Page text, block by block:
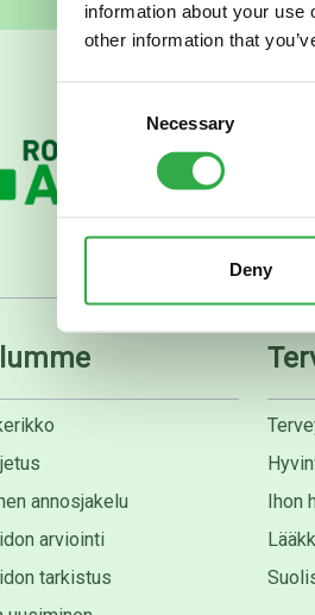
information about your
other information that
Necessary
Deny
annosjakelu
arviointi
tarkistus
Ihon